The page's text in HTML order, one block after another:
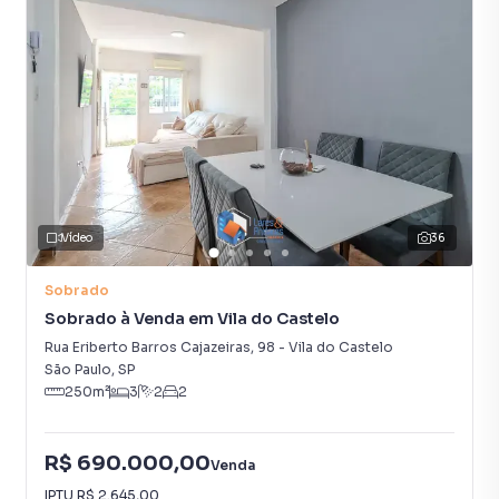
ambiente amplo e acolhedor, perfeito para momentos de
relaxamento. Deste espaço, há acesso direto às escadas
que levam ao piso superior.
No andar superior, encontramos uma suíte espaçosa, já
equipada com armário embutido e uma banheira, ideal
para momentos de relaxamento. No centro do corredor,
há mais um banheiro completo, atendendo às
necessidades do segundo quarto que fica logo ao lado.
Este quarto é bem iluminado e arejado, perfeito para
No final do corredor, nos deparamos com uma segunda
suíte, igualmente espaçosa, mas com um diferencial
encantador: uma ampla área externa descoberta. Este
tomar sol, ler um bom livro, ou simplesmente relaxar e
apreciar o céu aberto.
36
Vídeo
Sobrado
Sobrado à Venda em Vila do Castelo
Rua Eriberto Barros Cajazeiras, 98 - Vila do Castelo
São Paulo, SP
250m² 3 2 2
R$ 690.000,00Venda
IPTU R$ 2.645,00